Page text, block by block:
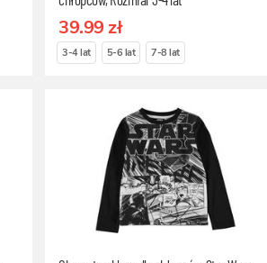
39.99 zł
3-4 lat 5-6 lat 7-8 lat